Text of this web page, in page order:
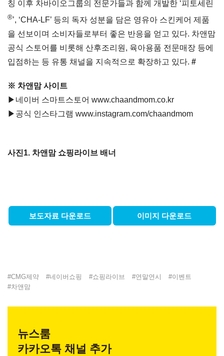
칭 이후 차바이오그룹의 전문가들과 함께 개발한 ‘피토세린
®’, ‘CHA-LF’ 등의 독자 성분을 담은 영유아 스킨케어 제품
을 선보이며 소비자들로부터 좋은 반응을 얻고 있다. 차앤맘
공식 스토어를 비롯해 산후조리원, 육아용품 전문매장 등에
입점하는 등 유통 채널을 지속적으로 확장하고 있다. #
※ 차앤맘 사이트
▶네이버 스마트스토어 www.chaandmom.co.kr
▶공식 인스타그램 www.instagram.com/chaandmom
사진1. 차앤맘 쇼핑라이브 배너
보도자료 다운로드 이미지 다운로드
#CMG제약 #네이버쇼핑 #쇼핑라이브 #연말연시 #이벤트
#차앤맘
뉴스룸
카카오톡 채널 추가